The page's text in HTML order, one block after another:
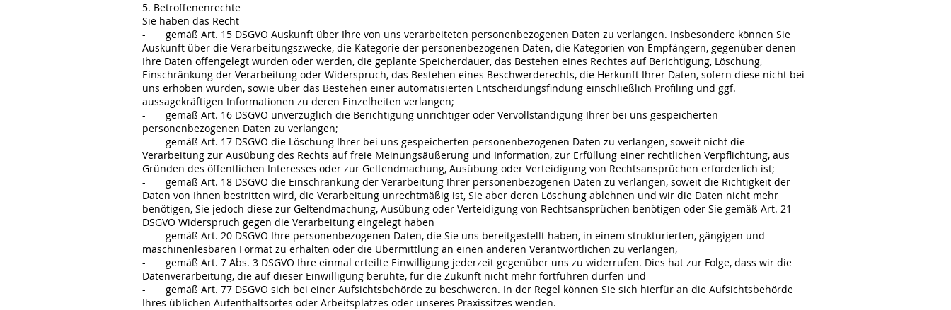
5. Betroffenenrechte
Sie haben das Recht
- gemäß Art. 15 DSGVO Auskunft über Ihre von uns verarbeiteten personenbezogenen Daten zu verlangen. Insbesondere können Sie
Auskunft über die Verarbeitungszwecke, die Kategorie der personenbezogenen Daten, die Kategorien von Empfängern, gegenüber denen
Ihre Daten offengelegt wurden oder werden, die geplante Speicherdauer, das Bestehen eines Rechtes auf Berichtigung, Löschung,
Einschränkung der Verarbeitung oder Widerspruch, das Bestehen eines Beschwerderechts, die Herkunft Ihrer Daten, sofern diese nicht bei
uns erhoben wurden, sowie über das Bestehen einer automatisierten Entscheidungsfindung einschließlich Profiling und ggf.
aussagekräftigen Informationen zu deren Einzelheiten verlangen;
- gemäß Art. 16 DSGVO unverzüglich die Berichtigung unrichtiger oder Vervollständigung Ihrer bei uns gespeicherten
personenbezogenen Daten zu verlangen;
- gemäß Art. 17 DSGVO die Löschung Ihrer bei uns gespeicherten personenbezogenen Daten zu verlangen, soweit nicht die
Verarbeitung zur Ausübung des Rechts auf freie Meinungsäußerung und Information, zur Erfüllung einer rechtlichen Verpflichtung, aus
Gründen des öffentlichen Interesses oder zur Geltendmachung, Ausübung oder Verteidigung von Rechtsansprüchen erforderlich ist;
- gemäß Art. 18 DSGVO die Einschränkung der Verarbeitung Ihrer personenbezogenen Daten zu verlangen, soweit die Richtigkeit der
Daten von Ihnen bestritten wird, die Verarbeitung unrechtmäßig ist, Sie aber deren Löschung ablehnen und wir die Daten nicht mehr
benötigen, Sie jedoch diese zur Geltendmachung, Ausübung oder Verteidigung von Rechtsansprüchen benötigen oder Sie gemäß Art. 21
DSGVO Widerspruch gegen die Verarbeitung eingelegt haben
- gemäß Art. 20 DSGVO Ihre personenbezogenen Daten, die Sie uns bereitgestellt haben, in einem strukturierten, gängigen und
maschinenlesbaren Format zu erhalten oder die Übermittlung an einen anderen Verantwortlichen zu verlangen,
- gemäß Art. 7 Abs. 3 DSGVO Ihre einmal erteilte Einwilligung jederzeit gegenüber uns zu widerrufen. Dies hat zur Folge, dass wir die
Datenverarbeitung, die auf dieser Einwilligung beruhte, für die Zukunft nicht mehr fortführen dürfen und
- gemäß Art. 77 DSGVO sich bei einer Aufsichtsbehörde zu beschweren. In der Regel können Sie sich hierfür an die Aufsichtsbehörde
Ihres üblichen Aufenthaltsortes oder Arbeitsplatzes oder unseres Praxissitzes wenden.